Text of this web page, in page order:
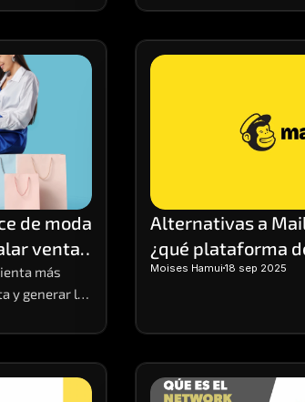
comerciales. Dominar
variaciones en la
aumentar costos. Para
precisa del rendimiento.
de moda
ventas
más
y generar las
Alternativas a
¿qué plataforma
elegir?
Moises Hamui 18 sep 2025